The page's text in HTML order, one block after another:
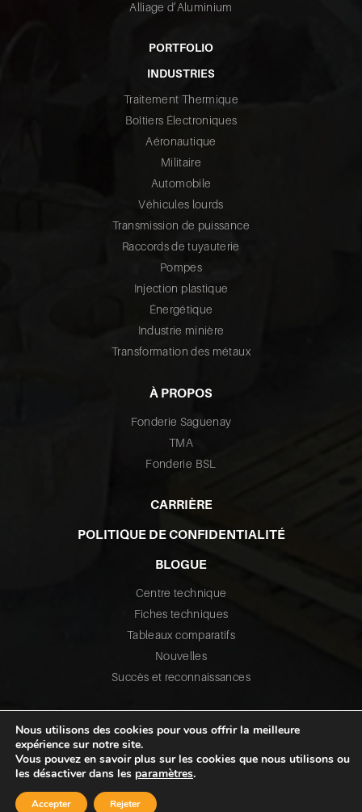
Alliage d’Aluminium
PORTFOLIO
INDUSTRIES
Traitement Thermique
Boîtiers Électroniques
Aéronautique
Militaire
Automobile
Véhicules lourds
Transmission de puissance
Raccords de tuyauterie
Pompes
Injection plastique
Énergétique
Industrie minière
Transformation des métaux
À PROPOS
Fonderie Saguenay
TMA
Fonderie BSL
CARRIÈRE
POLITIQUE DE CONFIDENTIALITÉ
BLOGUE
Centre technique
Fiches techniques
Tableaux comparatifs
Nouvelles
Succès et reconnaissances
Conception Web :
Nous utilisons des cookies pour vous offrir la meilleure
expérience sur notre site.
Vous pouvez en savoir plus sur les cookies que nous utilisons ou
les désactiver dans les paramètres.
Accepter Rejeter